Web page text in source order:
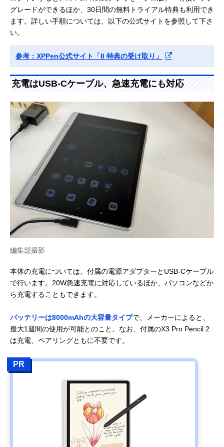
グレードができるほか、30日間の無料トライアル特典も利用でき
ます。詳しい手順については、以下の公式サイトを参照して下さ
い。
参考：XPPen公式サイト「8 特典の受け取り」
充電はUSB-Cケーブル、急速充電にも対応
編集部撮影
本体の充電については、付属の電源アダプターとUSB-Cケーブル
で行います。20W急速充電に対応しているほか、パソコンなどか
ら充電することもできます。
バッテリーは8000mAhの大容量タイプで、メーカーによると、
最大1週間の使用が可能とのこと。なお、付属のX3 Pro Pencil 2
は充電、ペアリングともに不要です。
PR